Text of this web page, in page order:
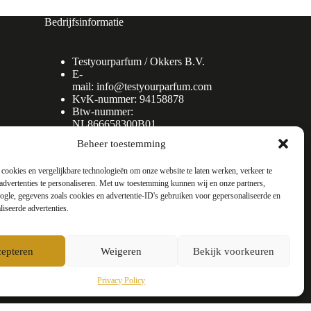
Beheer toestemming
en vergelijkbare technologieën om onze website te laten werken, verkeer te
te personaliseren. Met uw toestemming kunnen wij en onze partners,
gegevens zoals cookies en advertentie-ID's gebruiken voor gepersonaliseerde en
advertenties.
Weigeren Bekijk voorkeuren
Privacy Policy
Bedrijfsinformatie
Testyourparfum /Okkers B.V.
E-
mail: info@testyourparfum.com
KvK-nummer: 94158878
Btw-nummer:
NL866658300B01